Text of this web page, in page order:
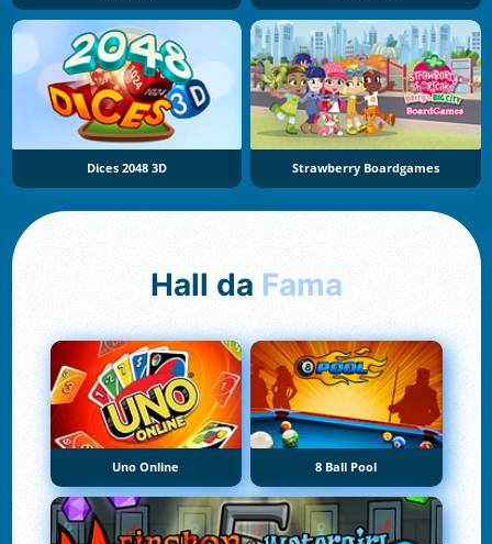
Dices 2048 3D Strawberry Boardgames
Hall da Fama
Uno Online 8 Ball Pool